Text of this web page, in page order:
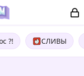
?! СЛИВЫ